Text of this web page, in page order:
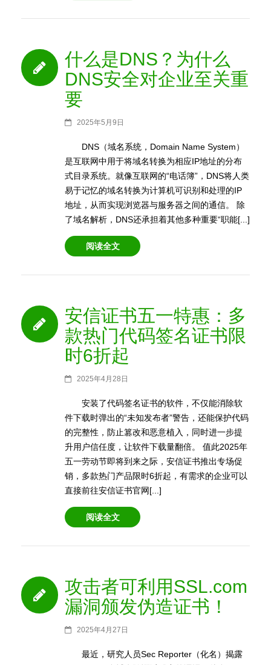
什么是DNS？为什么
DNS安全对企业至关重
要
2025年5月9日
DNS（域名系统，Domain Name System）
是互联网中用于将域名转换为相应IP地址的分布
式目录系统。就像互联网的“电话簿”，DNS将人类
易于记忆的域名转换为计算机可识别和处理的IP
地址，从而实现浏览器与服务器之间的通信。 除
了域名解析，DNS还承担着其他多种重要“职能[...]
阅读全文
安信证书五一特惠：多
款热门代码签名证书限
时6折起
2025年4月28日
安装了代码签名证书的软件，不仅能消除软
件下载时弹出的“未知发布者”警告，还能保护代码
的完整性，防止篡改和恶意植入，同时进一步提
升用户信任度，让软件下载量翻倍。 值此2025年
五一劳动节即将到来之际，安信证书推出专场促
销，多款热门产品限时6折起，有需求的企业可以
直接前往安信证书官网[...]
阅读全文
攻击者可利用SSL.com
漏洞颁发伪造证书！
2025年4月27日
最近，研究人员Sec Reporter（化名）揭露